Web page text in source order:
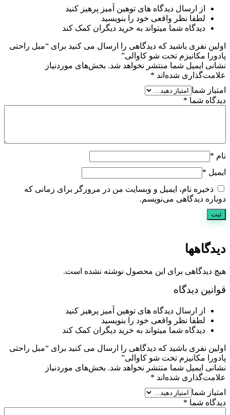
از ارسال دیدگاه های توهین آمیز پرهیز کنید
لطفا نظر واقعی خود را بنویسید
دیدگاه شما میتواند به خرید دیگران کمک کند
اولین نفری باشید که دیدگاهی را ارسال می کنید برای “مبل راحتی
پادورا مکانیزم تخت شو کاوالی”
نشانی ایمیل شما منتشر نخواهد شد. بخش‌های موردنیاز
علامت‌گذاری شده‌اند *
امتیاز شما
دیدگاه شما *
نام *
ایمیل *
ذخیره نام، ایمیل و وبسایت من در مرورگر برای زمانی که
دوباره دیدگاهی می‌نویسم.
دیدگاهها
هیچ دیدگاهی برای این محصول نوشته نشده است.
قوانین دیدگاه
از ارسال دیدگاه های توهین آمیز پرهیز کنید
لطفا نظر واقعی خود را بنویسید
دیدگاه شما میتواند به خرید دیگران کمک کند
اولین نفری باشید که دیدگاهی را ارسال می کنید برای “مبل راحتی
پادورا مکانیزم تخت شو کاوالی”
نشانی ایمیل شما منتشر نخواهد شد. بخش‌های موردنیاز
علامت‌گذاری شده‌اند *
امتیاز شما
دیدگاه شما *